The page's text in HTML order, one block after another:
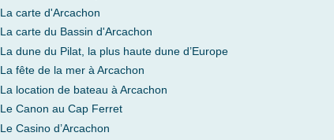
La carte d'Arcachon
La carte du Bassin d'Arcachon
La dune du Pilat, la plus haute dune d’Europe
La fête de la mer à Arcachon
La location de bateau à Arcachon
Le Canon au Cap Ferret
Le Casino d’Arcachon